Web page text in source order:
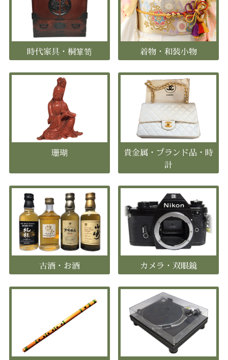
時代家具・桐箪笥 着物・和装小物
珊瑚
貴金属・ブランド品・時
計
古酒・お酒 カメラ・双眼鏡